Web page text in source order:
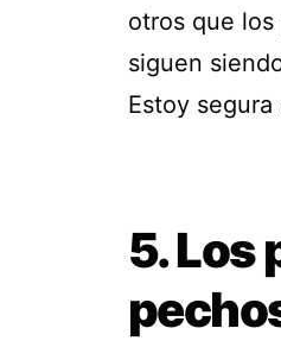
otros que
siguen
Estoy
5. Los